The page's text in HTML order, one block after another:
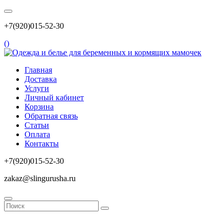
+7(920)015-52-30
()
Главная
Доставка
Услуги
Личный кабинет
Корзина
Обратная связь
Статьи
Оплата
Контакты
+7(920)015-52-30
zakaz@slingurusha.ru